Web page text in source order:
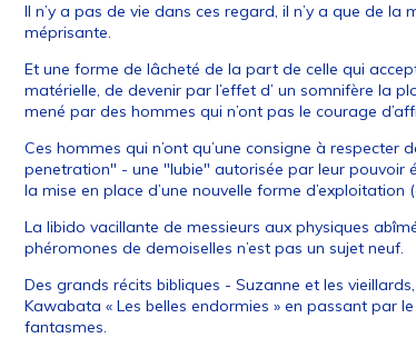
Il n’y a pas de vie dans ces regard, il n’y a que de
méprisante.
Et une forme de lâcheté de la part de celle qui
matérielle, de devenir par l’effet d’ un somnifère la
mené par des hommes qui n’ont pas le courage
Ces hommes qui n’ont qu’une consigne à
penetration" - une "lubie" autorisée par leur pouvoir
la mise en place d’une nouvelle forme d’exploitation
La libido vacillante de messieurs aux physiques
phéromones de demoiselles n’est pas un sujet neuf.
Des grands récits bibliques - Suzanne et les
Kawabata « Les belles endormies » en passant par
fantasmes.